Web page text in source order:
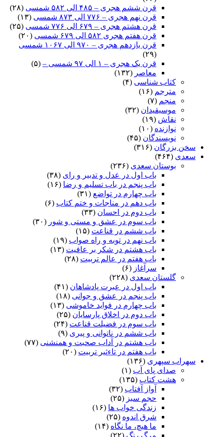
قرن ششم هجری – ۴۸۵ الی ۵۸۲ شمسی
(۲۸)
قرن نهم هجری – ۷۷۶ الی ۸۷۳ شمسی
(۱۳)
قرن هشتم هجری – ۶۷۹ الی ۷۷۶ شمسی
(۲۵)
قرن هفتم هجری ۵۸۲ الی ۶۷۹ شمسی
(۲۰)
قرن یازدهم هجری – ۹۷۰ الی ۱۰۶۷ شمسی
(۲۹)
قرن یک هجری – ۱ الی ۹۷ شمسی –
(۵)
معاصر (۱۳۲)
کتاب شناسی (۴)
مترجم (۱۶)
منجم (۷)
موسیقیدان (۳۲)
نقاش (۱۹)
نوازنده (۱۰)
نویسندگان (۴۵)
سخن بزرگان (۳۱۶)
سعدی (۴۶۴)
بوستان سعدی (۲۳۶)
باب اول در عدل و تدبیر و رای (۳۸)
باب پنجم در باب تسلیم و رضا (۱۶)
باب چهارم در تواضع (۳۱)
باب دهم در مناجات و ختم کتاب (۶)
باب دوم در احسان (۳۳)
باب سوم در عشق و مستی و شور (۳۰)
باب ششم در قناعت (۱۵)
باب نهم در توبه و راه صواب (۱۹)
باب هشتم در شکر بر عافیت (۱۳)
باب هفتم در عالم تربیت (۲۸)
سرآغاز (۶)
گلستان سعدی (۲۲۸)
باب اول در عبرت پادشاهان (۴۱)
باب پنجم در عشق و جوانى (۱۸)
باب چهارم در فواید خاموشى (۱۳)
باب دوم در اخلاق پارسایان (۲۵)
باب سوم در فضیلت قناعت (۲۴)
باب ششم در ناتوانى و پیرى (۹)
باب هشتم در آداب صحبت و همنشنى (۷۷)
باب هفتم در تاءثیر تربیت (۲۰)
سهراب سپهری (۱۳۶)
صدای پای آب (۱)
هشت کتاب (۱۳۵)
آواز آفتاب (۳۲)
حجم سبز (۲۵)
زندگی خواب ها (۱۶)
شرق اندوه (۲۵)
ما هیچ، ما نگاه (۱۴)
مرگ رنگ (۲۲)